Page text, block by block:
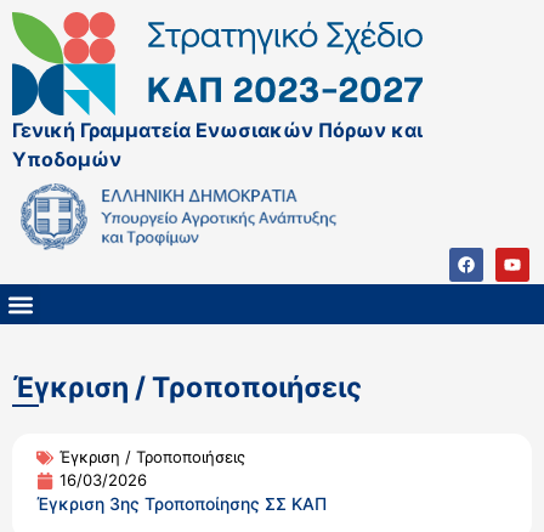
Γενική Γραμματεία Ενωσιακών Πόρων και
Υποδομών
Έγκριση / Τροποποιήσεις
Έγκριση / Τροποποιήσεις
16/03/2026
Έγκριση 3ης Τροποποίησης ΣΣ ΚΑΠ